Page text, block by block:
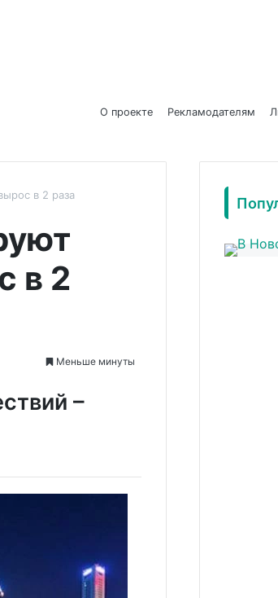
О проекте Рекламодателям
в 2 раза
в 2
Меньше минуты
–